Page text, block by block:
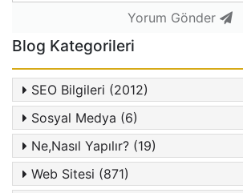
Yorum Gönder
Blog Kategorileri
SEO Bilgileri (2012)
Sosyal Medya (6)
Ne,Nasıl Yapılır? (19)
Web Sitesi (871)